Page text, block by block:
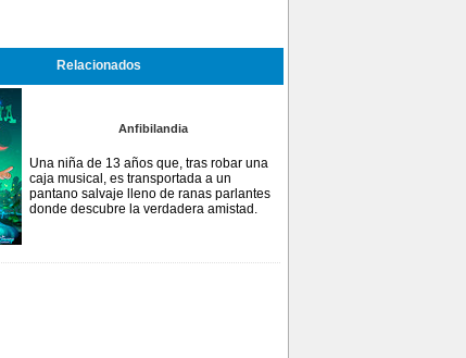
Relacionados
Anfibilandia
Una niña de 13 años que, tras robar una
caja musical, es transportada a un
pantano salvaje lleno de ranas parlantes
donde descubre la verdadera amistad.